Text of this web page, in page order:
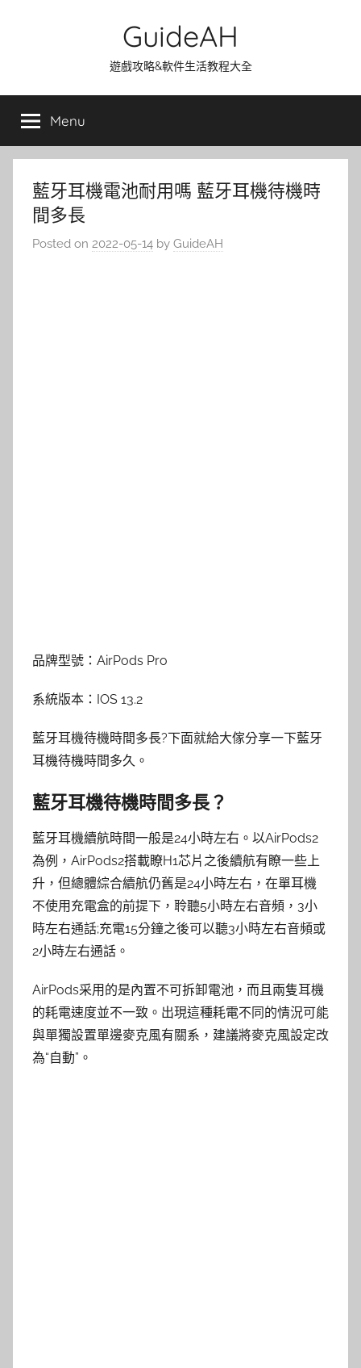
GuideAH
遊戲攻略&軟件生活教程大全
Menu
藍牙耳機電池耐用嗎 藍牙耳機待機時
間多長
Posted on 2022-05-14 by GuideAH
品牌型號：AirPods Pro
系統版本：IOS 13.2
藍牙耳機待機時間多長?下面就給大傢分享一下藍牙
耳機待機時間多久。
藍牙耳機待機時間多長？
藍牙耳機續航時間一般是24小時左右。以AirPods2
為例，AirPods2搭載瞭H1芯片之後續航有瞭一些上
升，但總體綜合續航仍舊是24小時左右，在單耳機
不使用充電盒的前提下，聆聽5小時左右音頻，3小
時左右通話;充電15分鐘之後可以聽3小時左右音頻或
2小時左右通話。
AirPods采用的是內置不可拆卸電池，而且兩隻耳機
的耗電速度並不一致。出現這種耗電不同的情況可能
與單獨設置單邊麥克風有關系，建議將麥克風設定改
為“自動”。